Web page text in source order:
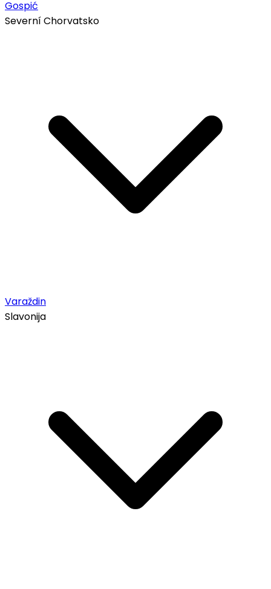
Gospić
Severní Chorvatsko
Varaždin
Slavonija